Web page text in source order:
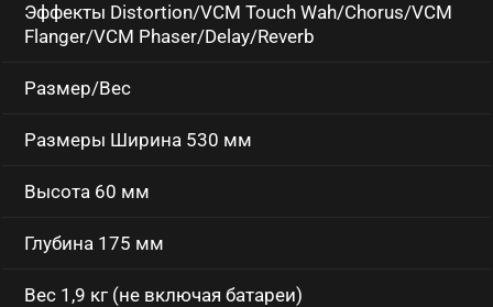
Эффекты Distortion/VCM Touch Wah/Chorus/VCM
Flanger/VCM Phaser/Delay/Reverb
Размер/Вес
Размеры Ширина 530 мм
Высота 60 мм
Глубина 175 мм
Вес 1,9 кг (не включая батареи)